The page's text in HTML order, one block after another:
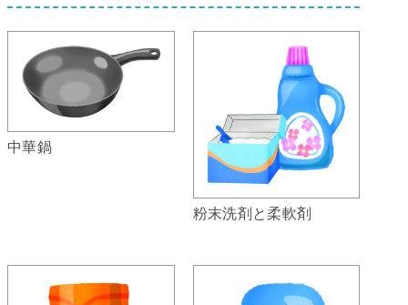
中華鍋
粉末洗剤と柔軟剤